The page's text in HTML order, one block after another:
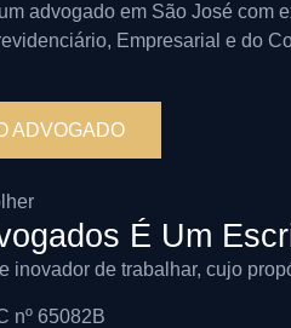
advogado em São José com
Empresarial e do
ADVOGADO
É Um
inovador de trabalhar, cujo
nº 65082B